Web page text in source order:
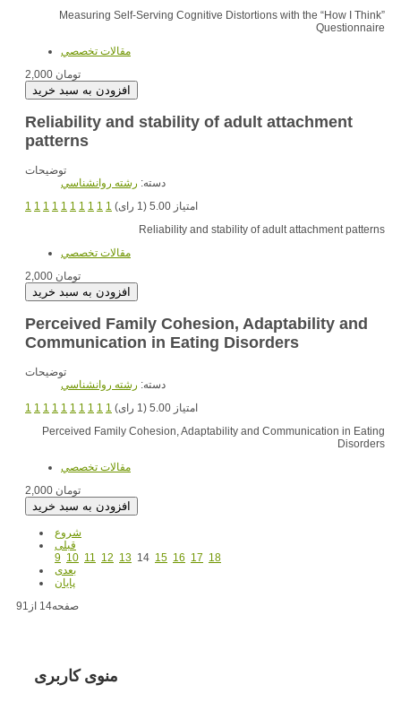
Measuring Self-Serving Cognitive Distortions with the “How I Think”
Questionnaire
مقالات تخصصي
2,000 تومان
Reliability and stability of adult attachment
patterns
توضیحات
دسته: رشته روانشناسي
1 1 1 1 1 1 1 1 1 1
امتیاز 5.00 (1 رای)
Reliability and stability of adult attachment patterns
مقالات تخصصي
2,000 تومان
Perceived Family Cohesion, Adaptability and
Communication in Eating Disorders
توضیحات
دسته: رشته روانشناسي
1 1 1 1 1 1 1 1 1 1
امتیاز 5.00 (1 رای)
Perceived Family Cohesion, Adaptability and Communication in Eating
Disorders
مقالات تخصصي
2,000 تومان
شروع
قبلی
9 10 11 12 13 14 15 16 17 18
بعدی
پایان
صفحه14 از91
منوی کاربری